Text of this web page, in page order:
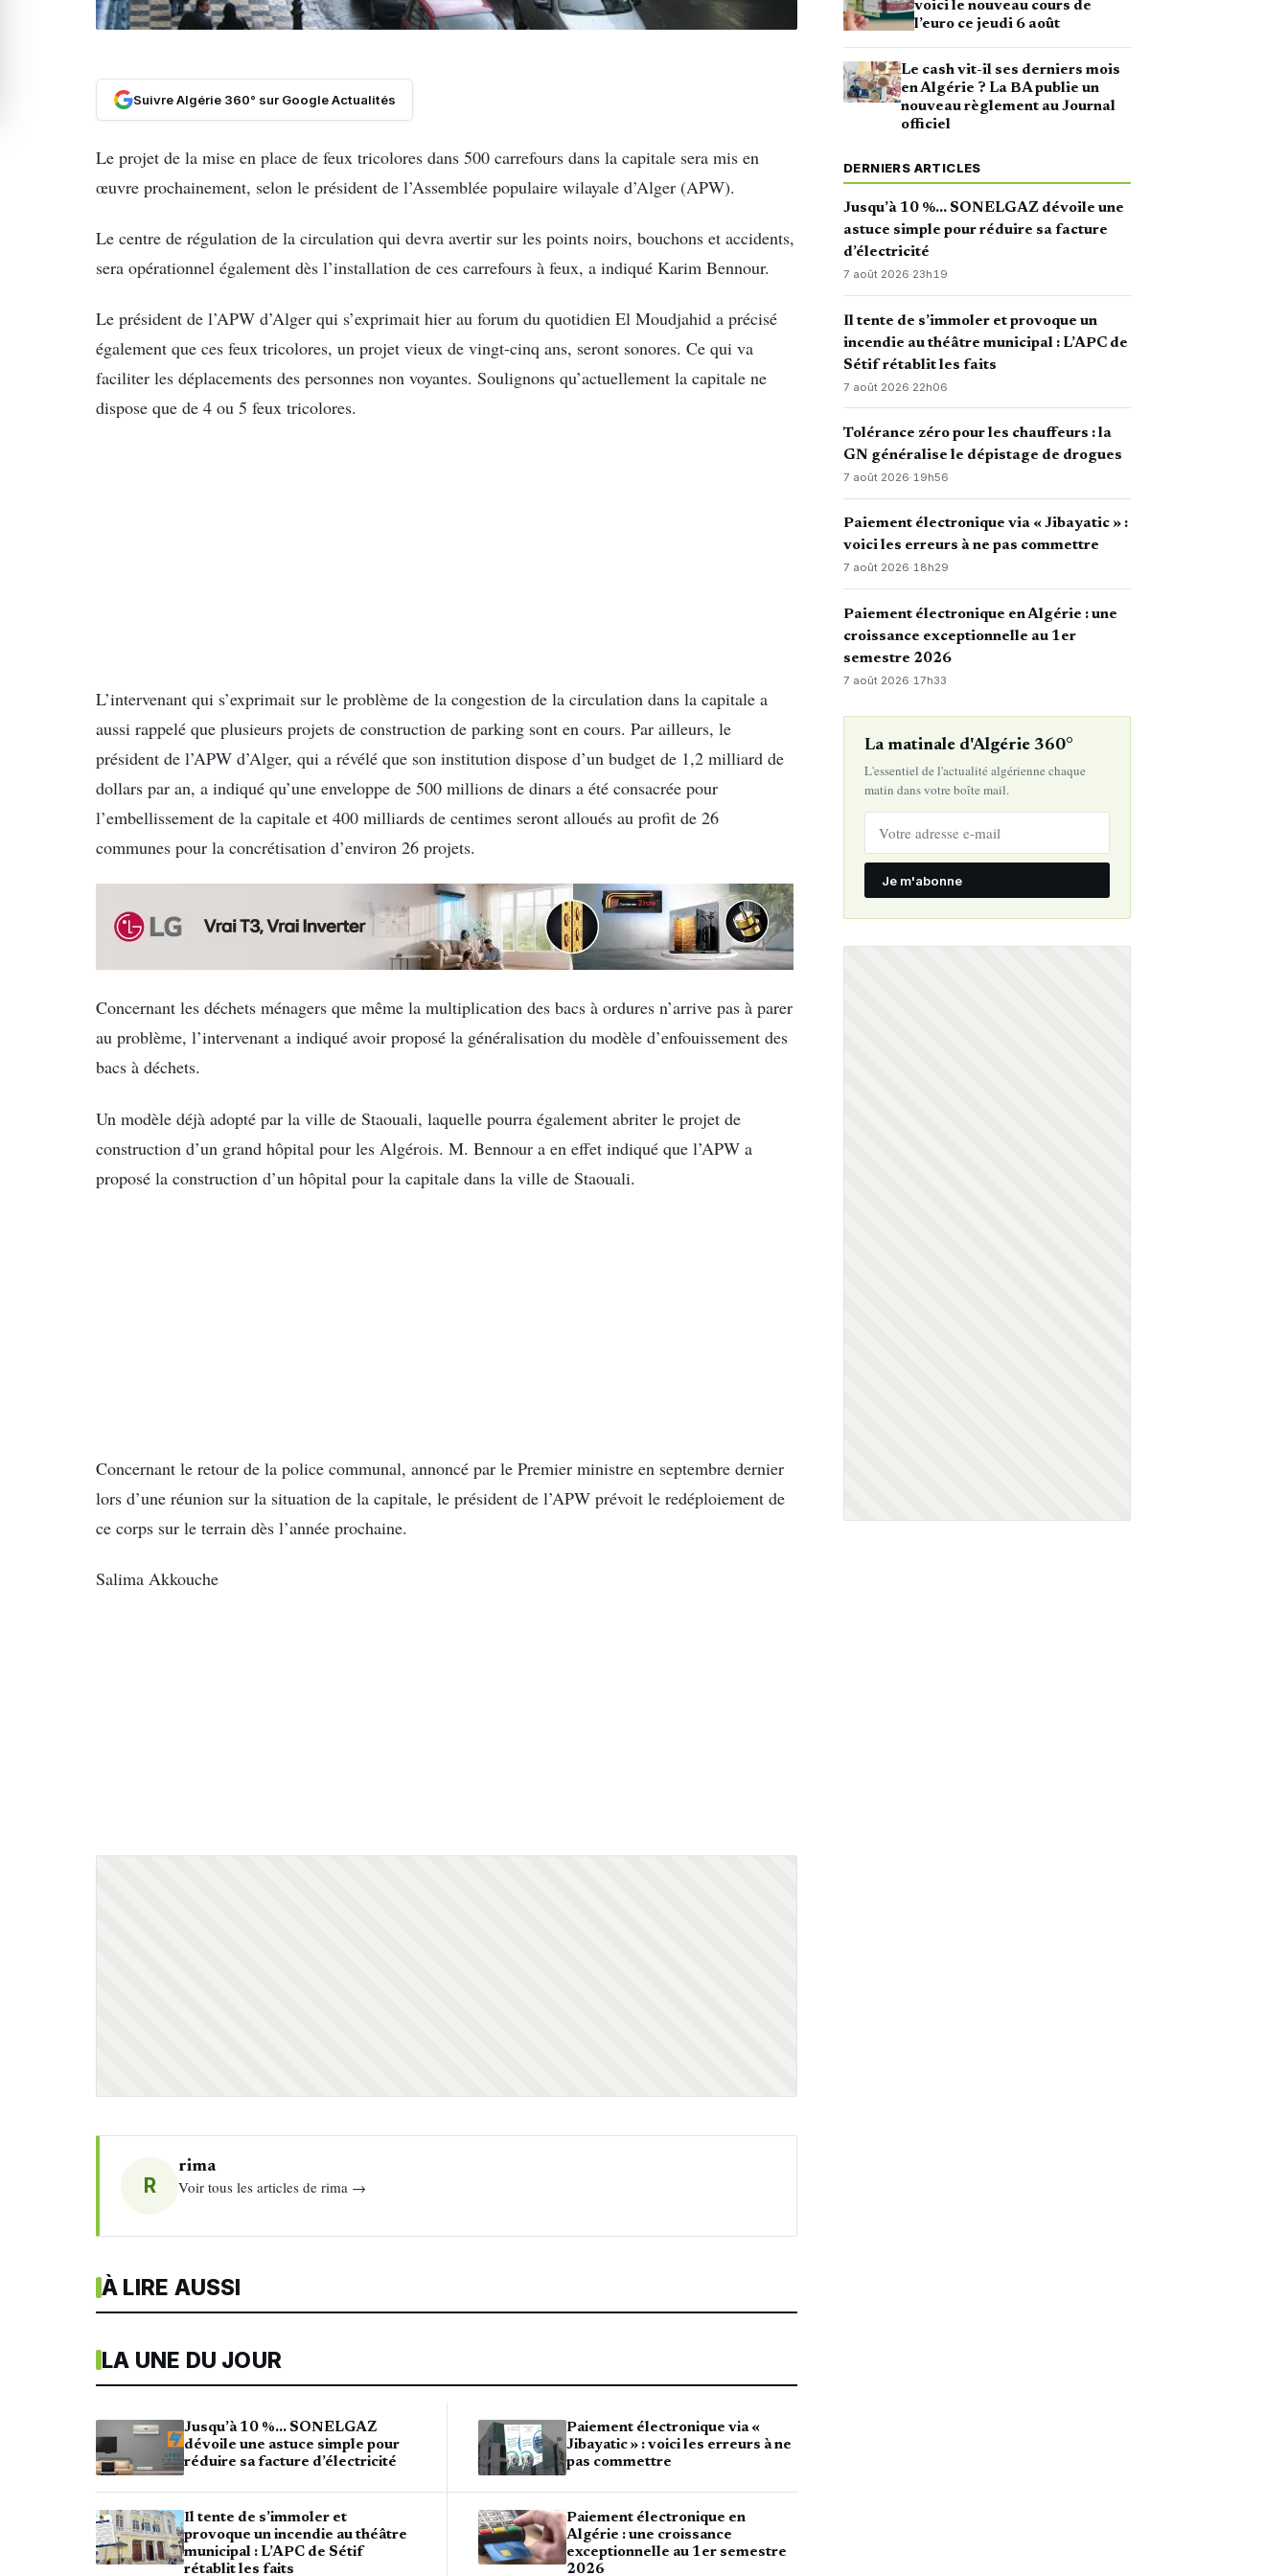
Suivre Algérie 360° sur Google Actualités
Le projet de la mise en place de feux tricolores dans 500 carrefours dans la capitale sera mis en
œuvre prochainement, selon le président de l’Assemblée populaire wilayale d’Alger (APW).
Le centre de régulation de la circulation qui devra avertir sur les points noirs, bouchons et accidents,
sera opérationnel également dès l’installation de ces carrefours à feux, a indiqué Karim Bennour.
Le président de l’APW d’Alger qui s’exprimait hier au forum du quotidien El Moudjahid a précisé
également que ces feux tricolores, un projet vieux de vingt-cinq ans, seront sonores. Ce qui va
faciliter les déplacements des personnes non voyantes. Soulignons qu’actuellement la capitale ne
dispose que de 4 ou 5 feux tricolores.
L’intervenant qui s’exprimait sur le problème de la congestion de la circulation dans la capitale a
aussi rappelé que plusieurs projets de construction de parking sont en cours. Par ailleurs, le
président de l’APW d’Alger, qui a révélé que son institution dispose d’un budget de 1,2 milliard de
dollars par an, a indiqué qu’une enveloppe de 500 millions de dinars a été consacrée pour
l’embellissement de la capitale et 400 milliards de centimes seront alloués au profit de 26
communes pour la concrétisation d’environ 26 projets.
Concernant les déchets ménagers que même la multiplication des bacs à ordures n’arrive pas à parer
au problème, l’intervenant a indiqué avoir proposé la généralisation du modèle d’enfouissement des
bacs à déchets.
Un modèle déjà adopté par la ville de Staouali, laquelle pourra également abriter le projet de
construction d’un grand hôpital pour les Algérois. M. Bennour a en effet indiqué que l’APW a
proposé la construction d’un hôpital pour la capitale dans la ville de Staouali.
Concernant le retour de la police communal, annoncé par le Premier ministre en septembre dernier
lors d’une réunion sur la situation de la capitale, le président de l’APW prévoit le redéploiement de
ce corps sur le terrain dès l’année prochaine.
Salima Akkouche
R
rima
Voir tous les articles de rima →
À LIRE AUSSI
LA UNE DU JOUR
Jusqu’à 10 %… SONELGAZ
dévoile une astuce simple pour
réduire sa facture d’électricité
Il tente de s’immoler et
provoque un incendie au théâtre
municipal : L’APC de Sétif
rétablit les faits
Paiement électronique via «
Jibayatic » : voici les erreurs à ne
pas commettre
Paiement électronique en
Algérie : une croissance
exceptionnelle au 1er semestre
2026
voici le nouveau cours de
l’euro ce jeudi 6 août
Le cash vit-il ses derniers mois
en Algérie ? La BA publie un
nouveau règlement au Journal
officiel
DERNIERS ARTICLES
Jusqu’à 10 %… SONELGAZ dévoile une
astuce simple pour réduire sa facture
d’électricité
7 août 2026·23h19
Il tente de s’immoler et provoque un
incendie au théâtre municipal : L’APC de
Sétif rétablit les faits
7 août 2026·22h06
Tolérance zéro pour les chauffeurs : la
GN généralise le dépistage de drogues
7 août 2026·19h56
Paiement électronique via « Jibayatic » :
voici les erreurs à ne pas commettre
7 août 2026·18h29
Paiement électronique en Algérie : une
croissance exceptionnelle au 1er
semestre 2026
7 août 2026· 17h33
La matinale d'Algérie 360°
L'essentiel de l'actualité algérienne chaque
matin dans votre boîte mail.
Je m'abonne